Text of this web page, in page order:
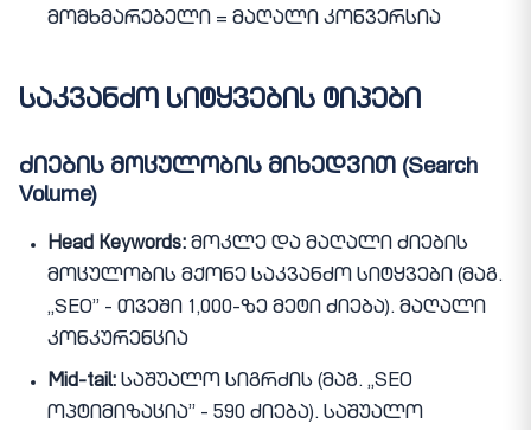
მომხმარებელი = მაღალი კონვერსია
საკვანძო სიტყვების ტიპები
ძიების მოცულობის მიხედვით (Search
Volume)
Head Keywords: მოკლე და მაღალი ძიების
მოცულობის მქონე საკვანძო სიტყვები (მაგ.
„SEO” - თვეში 1,000-ზე მეტი ძიება). მაღალი
კონკურენცია
Mid-tail: საშუალო სიგრძის (მაგ. „SEO
ოპტიმიზაცია” - 590 ძიება). საშუალო